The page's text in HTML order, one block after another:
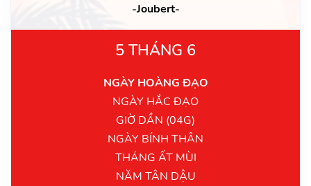
-Joubert-
5 THÁNG 6
NGÀY HOÀNG ĐẠO
NGÀY HẮC ĐẠO
GIỜ DẦN (04G)
NGÀY BÍNH THÂN
THÁNG ẤT MÙI
NĂM TÂN DẬU